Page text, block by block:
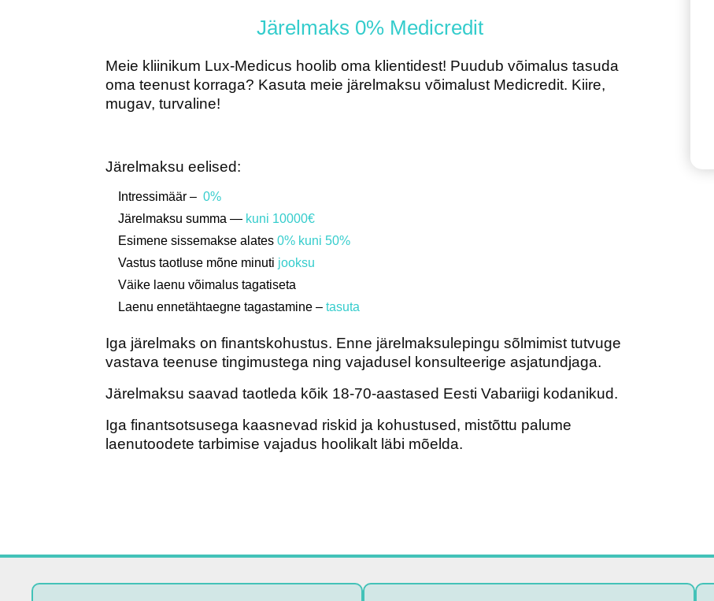
Järelmaks 0% Medicredit
Meie kliinikum Lux-Medicus hoolib oma klientidest! Puudub võimalus tasuda
oma teenust korraga? Kasuta meie järelmaksu võimalust Medicredit. Kiire,
mugav, turvaline!
Järelmaksu eelised:
Intressimäär –0%
Järelmaksu summa — kuni 10000€
Esimene sissemakse alates0% kuni 50%
Vastus taotluse mõne minuti jooksu
Väike laenu võimalus tagatiseta
Laenu ennetähtaegne tagastamine –tasuta
Iga järelmaks on finantskohustus. Enne järelmaksulepingu sõlmimist tutvuge
vastava teenuse tingimustega ning vajadusel konsulteerige asjatundjaga.
Järelmaksu saavad taotleda kõik 18-70-aastased Eesti Vabariigi kodanikud.
Iga finantsotsusega kaasnevad riskid ja kohustused, mistõttu palume
laenutoodete tarbimise vajadus hoolikalt läbi mõelda.